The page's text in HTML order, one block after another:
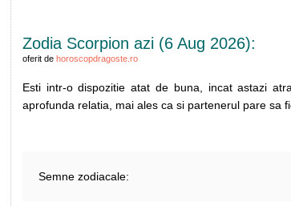
Zodia Scorpion azi (6 Aug 2026):
oferit de horoscopdragoste.ro
Esti intr-o dispozitie atat de buna, incat astazi
aprofunda relatia, mai ales ca si partenerul pare sa
Semne zodiacale: